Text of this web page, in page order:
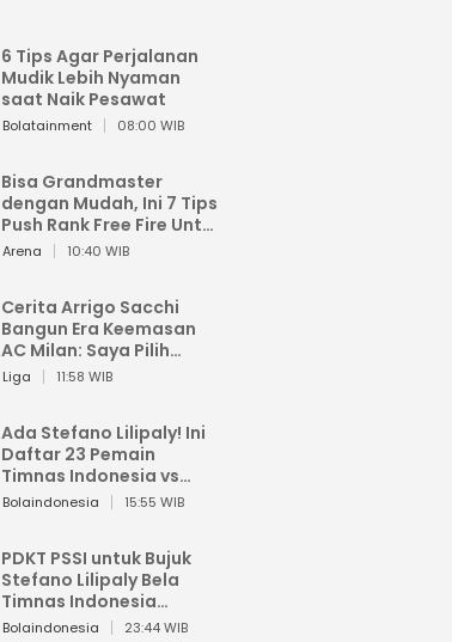
6 Tips Agar Perjalanan
Mudik Lebih Nyaman
saat Naik Pesawat
Bolatainment 08:00 WIB
Bisa Grandmaster
dengan Mudah, Ini 7 Tips
Push Rank Free Fire Untuk
Pemula
Arena 10:40 WIB
Cerita Arrigo Sacchi
Bangun Era Keemasan
AC Milan: Saya Pilih
Pemain dari Isi Otaknya
Liga 11:58 WIB
Ada Stefano Lilipaly! Ini
Daftar 23 Pemain
Timnas Indonesia vs
China
Bolaindonesia 15:55 WIB
PDKT PSSI untuk Bujuk
Stefano Lilipaly Bela
Timnas Indonesia
Berakhir Berantakan
Bolaindonesia 23:44 WIB